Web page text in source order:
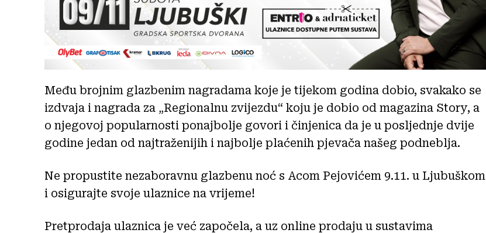
Među brojnim glazbenim nagradama koje je tijekom godina dobio, svakako se
izdvaja i nagrada za „Regionalnu zvijezdu“ koju je dobio od magazina Story, a
o njegovoj popularnosti ponajbolje govori i činjenica da je u posljednje dvije
godine jedan od najtraženijih i najbolje plaćenih pjevača našeg podneblja.
Ne propustite nezaboravnu glazbenu noć s Acom Pejovićem 9.11. u Ljubuškom
i osigurajte svoje ulaznice na vrijeme!
Pretprodaja ulaznica je već započela, a uz online prodaju u sustavima